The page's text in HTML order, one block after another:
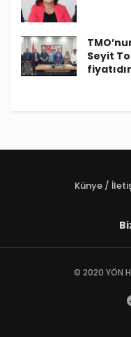
Seyit
Künye /
© 2020 YÖN